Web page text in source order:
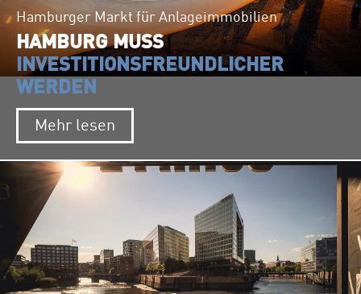
Hamburger Markt für Anlageimmobilien
HAMBURG MUSS
INVESTITIONSFREUNDLICHER
WERDEN
Mehr lesen